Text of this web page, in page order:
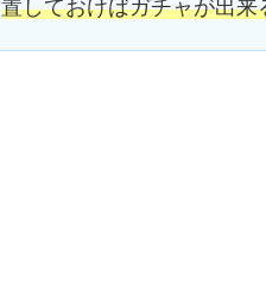
置しておけばガチャが出来